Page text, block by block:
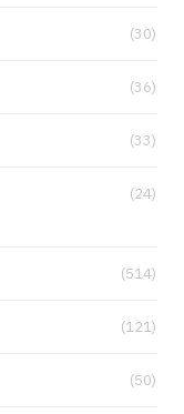
(30)
(36)
(33)
(24)
(514)
(121)
(50)